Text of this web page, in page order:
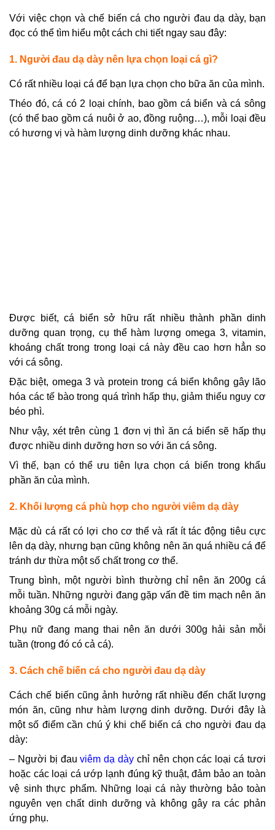
Với việc chọn và chế biến cá cho người đau dạ dày, bạn
đọc có thể tìm hiểu một cách chi tiết ngay sau đây:
1. Người đau dạ dày nên lựa chọn loại cá gì?
Có rất nhiều loại cá để bạn lựa chọn cho bữa ăn của mình.
Théo đó, cá có 2 loại chính, bao gồm cá biển và cá sông
(có thể bao gồm cá nuôi ở ao, đồng ruộng…), mỗi loại đều
có hương vị và hàm lượng dinh dưỡng khác nhau.
Được biết, cá biển sở hữu rất nhiều thành phần dinh
dưỡng quan trọng, cụ thể hàm lượng omega 3, vitamin,
khoáng chất trong trong loại cá này đều cao hơn hẳn so
với cá sông.
Đặc biệt, omega 3 và protein trong cá biển không gây lão
hóa các tế bào trong quá trình hấp thụ, giảm thiểu nguy cơ
béo phì.
Như vậy, xét trên cùng 1 đơn vị thì ăn cá biển sẽ hấp thụ
được nhiều dinh dưỡng hơn so với ăn cá sông.
Vì thế, bạn có thể ưu tiên lựa chọn cá biển trong khẩu
phần ăn của mình.
2. Khối lượng cá phù hợp cho người viêm dạ dày
Mặc dù cá rất có lợi cho cơ thể và rất ít tác động tiêu cực
lên dạ dày, nhưng bạn cũng không nên ăn quá nhiều cá để
tránh dư thừa một số chất trong cơ thể.
Trung bình, một người bình thường chỉ nên ăn 200g cá
mỗi tuần. Những người đang gặp vấn đề tim mạch nên ăn
khoảng 30g cá mỗi ngày.
Phụ nữ đang mang thai nên ăn dưới 300g hải sản mỗi
tuần (trong đó có cả cá).
3. Cách chế biến cá cho người đau dạ dày
Cách chế biến cũng ảnh hưởng rất nhiều đến chất lượng
món ăn, cũng như hàm lượng dinh dưỡng. Dưới đây là
một số điểm cần chú ý khi chế biến cá cho người đau dạ
dày:
– Người bị đauviêm dạ dày chỉ nên chọn các loại cá tươi
hoặc các loại cá ướp lạnh đúng kỹ thuật, đảm bảo an toàn
vệ sinh thực phẩm. Những loại cá này thường bảo toàn
nguyên vẹn chất dinh dưỡng và không gây ra các phản
ứng phụ.